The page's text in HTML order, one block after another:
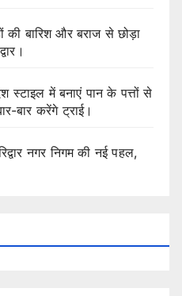
की बारिश और बराज से छोड़ा
स्टाइल में बनाएं पान के पत्तों से
बार करेंगे ट्राई।
नगर निगम की नई पहल,